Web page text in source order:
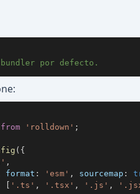
por defecto.
from 'rolldown' ;
( {
,
format : 'esm' , sourcemap :
[ '.ts' , '.tsx' , '.js' ,